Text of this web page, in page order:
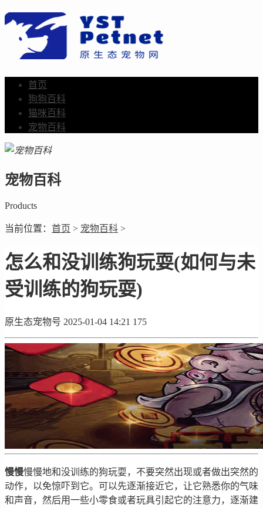
首页
狗狗百科
猫咪百科
宠物百科
宠物百科
Products
当前位置： 首页 > 宠物百科 >
怎么和没训练狗玩耍(如何与未
受训练的狗玩耍)
原生态宠物号 2025-01-04 14:21 175
慢慢慢慢地和没训练的狗玩耍，不要突然出现或者做出突然的
动作，以免惊吓到它。可以先逐渐接近它，让它熟悉你的气味
和声音，然后用一些小零食或者玩具引起它的注意力，逐渐建